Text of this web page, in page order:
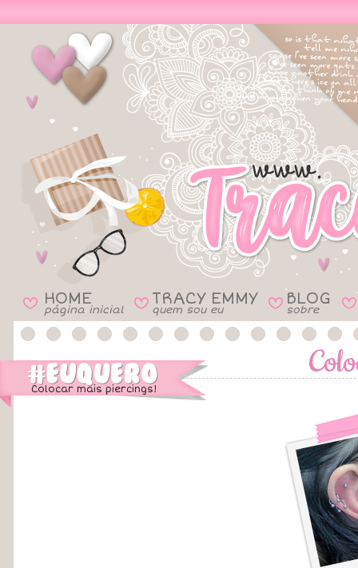
B HOME
página inicial B TRACY EMMY
quem sou eu B BLOG
sobre B
Colocar mais piercings!